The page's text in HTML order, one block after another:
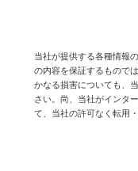
当社が提供する各種情報
の内容を保証するもので
かなる損害についても、
さい。尚、当社がインタ
て、当社の許可なく転用